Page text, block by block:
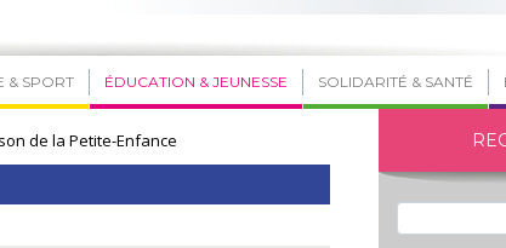
& SPORT ÉDUCATION & JEUNESSE SOLIDARITÉ & SANTÉ
de la Petite-Enfance